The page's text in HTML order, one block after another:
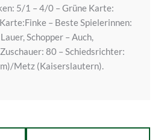
5/1 – 4/0 – Grüne Karte:
– Beste Spielerinnen:
Schopper – Auch,
80 – Schiedsrichter:
Metz (Kaiserslautern).